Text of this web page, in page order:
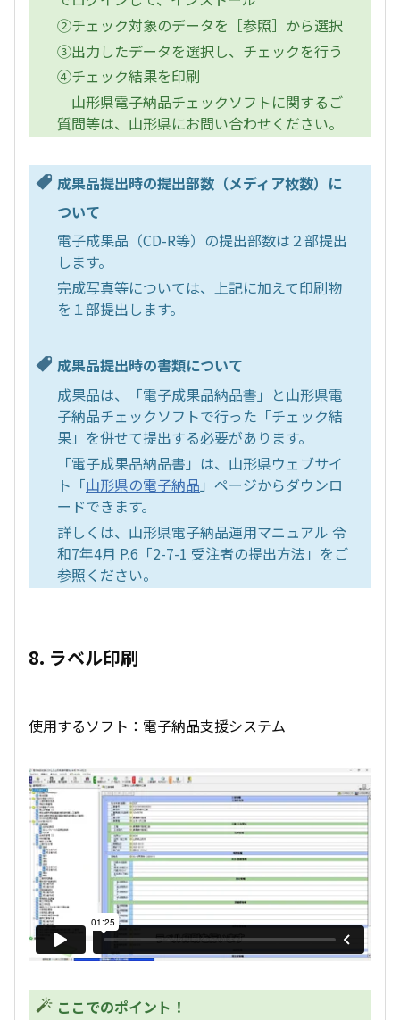
②チェック対象のデータを［参照］から選択
③出力したデータを選択し、チェックを行う
④チェック結果を印刷
山形県電子納品チェックソフトに関するご
質問等は、山形県にお問い合わせください。
成果品提出時の提出部数（メディア枚数）に
ついて
電子成果品（CD-R等）の提出部数は２部提出
します。
完成写真等については、上記に加えて印刷物
を１部提出します。
成果品提出時の書類について
成果品は、「電子成果品納品書」と山形県電
子納品チェックソフトで行った「チェック結
果」を併せて提出する必要があります。
「電子成果品納品書」は、山形県ウェブサイ
ト「山形県の電子納品 」ページからダウンロ
ードできます。
詳しくは、山形県電子納品運用マニュアル 令
和7年4月 P.6「2-7-1 受注者の提出方法」をご
参照ください。
8. ラベル印刷
使用するソフト：電子納品支援システム
ここでのポイント！